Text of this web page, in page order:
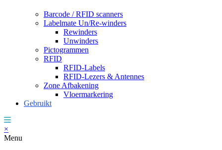
Barcode / RFID scanners
Labelmate Un/Re-winders
Rewinders
Unwinders
Pictogrammen
RFID
RFID-Labels
RFID-Lezers & Antennes
Zone Afbakening
Vloermarkering
Gebruikt
×
Menu